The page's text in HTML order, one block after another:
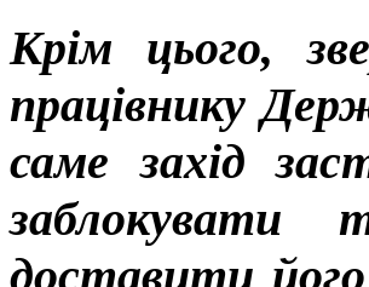
Крім цього,
працівнику
саме захід
заблокувати
доставити